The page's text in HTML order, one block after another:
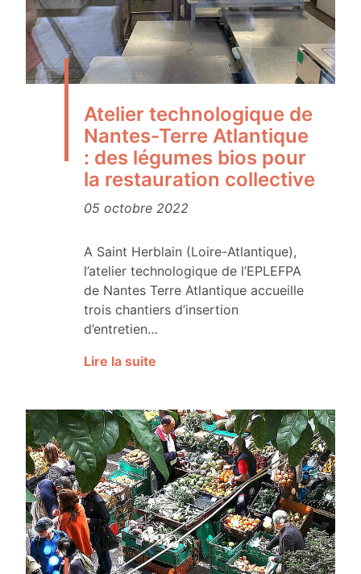
Atelier technologique de
Nantes-Terre Atlantique
: des légumes bios pour
la restauration collective
05 octobre 2022
A Saint Herblain (Loire-Atlantique),
l’atelier technologique de l’EPLEFPA
de Nantes Terre Atlantique accueille
trois chantiers d’insertion
d’entretien…
Lire la suite